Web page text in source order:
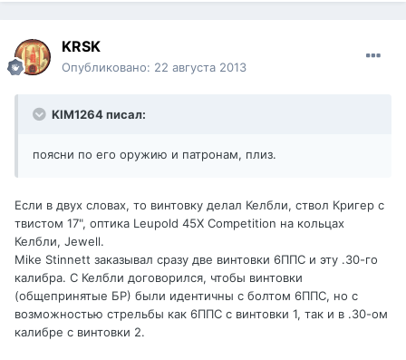
KRSK
Опубликовано: 22 августа 2013
KIM1264 писал:
поясни по его оружию и патронам, плиз.
Если в двух словах, то винтовку делал Келбли, ствол Кригер с
твистом 17", оптика Leupold 45X Competition на кольцах
Келбли, Jewell.
Mike Stinnett заказывал сразу две винтовки 6ППС и эту .30-го
калибра. С Келбли договорился, чтобы винтовки
(общепринятые БР) были идентичны с болтом 6ППС, но с
возможностью стрельбы как 6ППС с винтовки 1, так и в .30-ом
калибре с винтовки 2.